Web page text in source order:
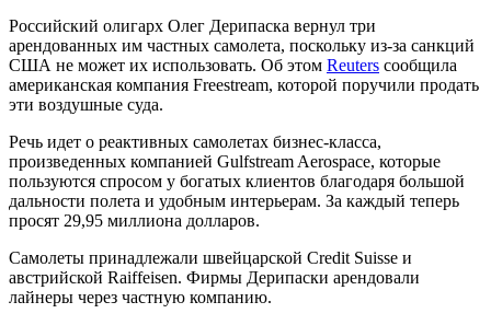
Российский олигарх Олег Дерипаска вернул три
арендованных им частных самолета, поскольку из-за санкций
США не может их использовать. Об этом Reuters сообщила
американская компания Freestream, которой поручили продать
эти воздушные суда.
Речь идет о реактивных самолетах бизнес-класса,
произведенных компанией Gulfstream Aerospace, которые
пользуются спросом у богатых клиентов благодаря большой
дальности полета и удобным интерьерам. За каждый теперь
просят 29,95 миллиона долларов.
Самолеты принадлежали швейцарской Credit Suisse и
австрийской Raiffeisen. Фирмы Дерипаски арендовали
лайнеры через частную компанию.